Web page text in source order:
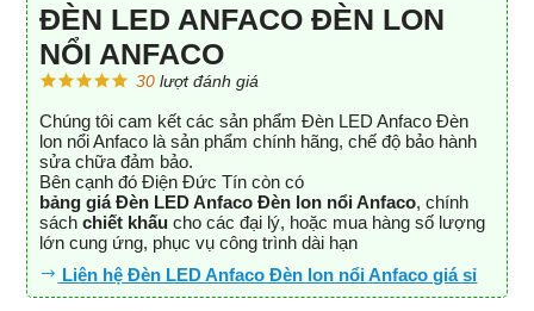
ĐÈN LED ANFACO ĐÈN LON
NỔI ANFACO
30 lượt đánh giá
Chúng tôi cam kết các sản phẩm Đèn LED Anfaco Đèn
lon nổi Anfaco là sản phẩm chính hãng, chế độ bảo hành
sửa chữa đảm bảo.
Bên cạnh đó Điện Đức Tín còn có
bảng giá Đèn LED Anfaco Đèn lon nổi Anfaco, chính
sáchchiết khấu cho các đại lý, hoặc mua hàng số lượng
lớn cung ứng, phục vụ công trình dài hạn
Liên hệ Đèn LED Anfaco Đèn lon nổi Anfaco giá sỉ